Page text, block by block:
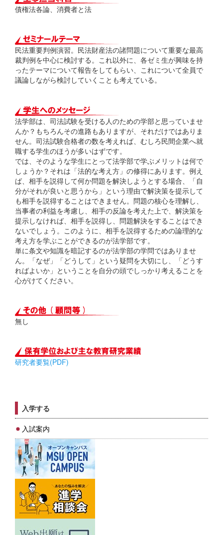
入学する
入試案内
債権法各論、消費者と法
民法重要判例演習。民法財産法の諸問題について重要な最高
裁判例を中心に検討する。これ以外に、各ゼミ生が興味を持
ったテーマについて報告をしてもらい、これについて全員で
議論しながら検討していくことも考えている。
法学部は、司法試験を受ける人のための学部と思っていませ
んか？もちろんその進路もありますが、それだけではありま
せん。司法試験合格者の数を考えれば、むしろ民間企業へ就
職する学生のほうが多いはずです。
では、そのような学生にとって法学部で学ぶメリットは何で
しょうか？それは「法的な考え方」の修得にあります。例え
ば、相手を説得して何か問題を解決しようとする場合、「自
分がそれが良いと思うから」という理由で解決策を提示して
も相手を説得することはできません。問題の核心を理解し、
当事者の利益を考慮し、相手の反論を考えた上で、解決策を
提示しなければ、相手を説得し、問題解決をすることはでき
ないでしょう。このように、相手を説得するための論理的な
考え方を学ぶことができるのが法学部です。
単に条文や知識を暗記するのが法学部の学問ではありませ
ん。「なぜ」「どうして」という疑問を大切にし、「どうす
ればよいか」ということを自分の頭でしっかり考えることを
心がけてください。
無し
研究者要覧(PDF)